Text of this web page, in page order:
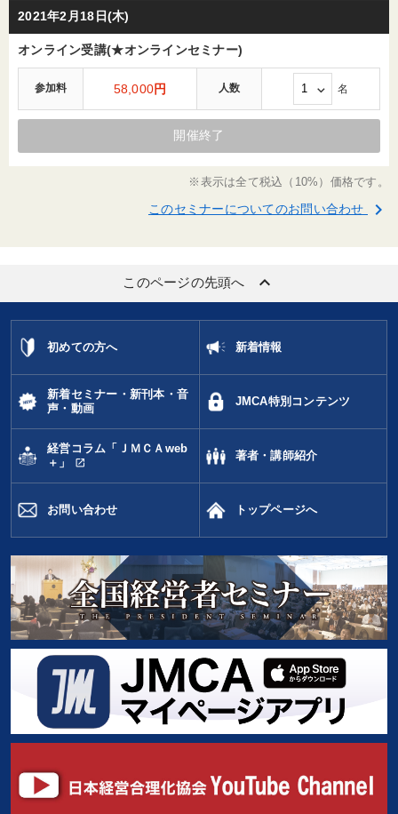
2021年2月18日(木)
オンライン受講(★オンラインセミナー)
参加料 58,000円 人数 名
開催終了
※表示は全て税込（10%）価格です。
このセミナーについてのお問い合わせ keyboard_arrow_right
このページの先頭へ keyboard_arrow_up
初めての方へ 新着情報
新着セミナー・新刊本・音
声・動画
JMCA特別コンテンツ
経営コラム「ＪＭＣＡweb
＋」
open_in_new
著者・講師紹介
お問い合わせ トップページへ